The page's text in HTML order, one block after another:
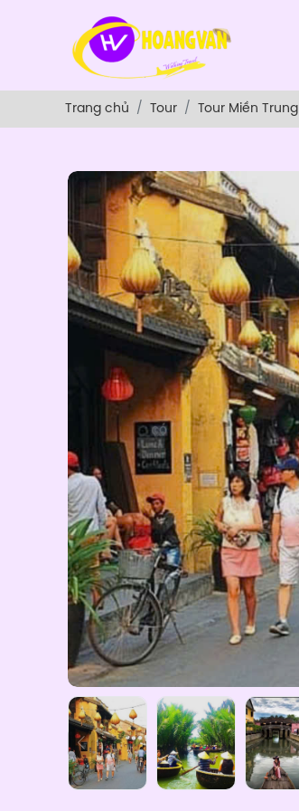
Trang chủ Tour Tour Miền Trung